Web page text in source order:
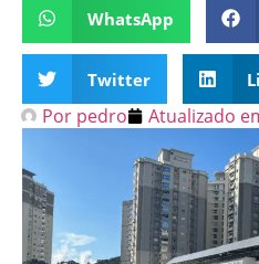
WhatsApp
Twitter
Por pedro Atualizado